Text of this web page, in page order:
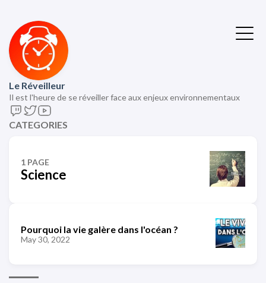
Le Réveilleur
Il est l'heure de se réveiller face aux enjeux environnementaux
CATEGORIES
1 PAGE
Science
Pourquoi la vie galère dans l'océan ?
May 30, 2022